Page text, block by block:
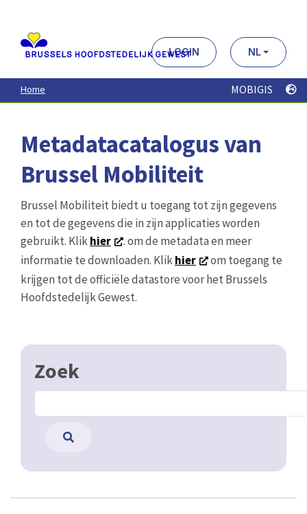
contenu
principal
LOGIN NL
Home MOBIGIS
Metadatacatalogus van
Brussel Mobiliteit
Brussel Mobiliteit biedt u toegang tot zijn gegevens
en tot de gegevens die in zijn applicaties worden
gebruikt. Klikhier
. om de metadata en meer
informatie te downloaden. Klikhier
om toegang te
krijgen tot de officiële datastore voor het Brussels
Hoofdstedelijk Gewest.
Zoek